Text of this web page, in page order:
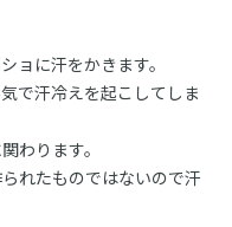
ョに汗をかきます。
で汗冷えを起こしてしま
わります。
れたものではないので汗